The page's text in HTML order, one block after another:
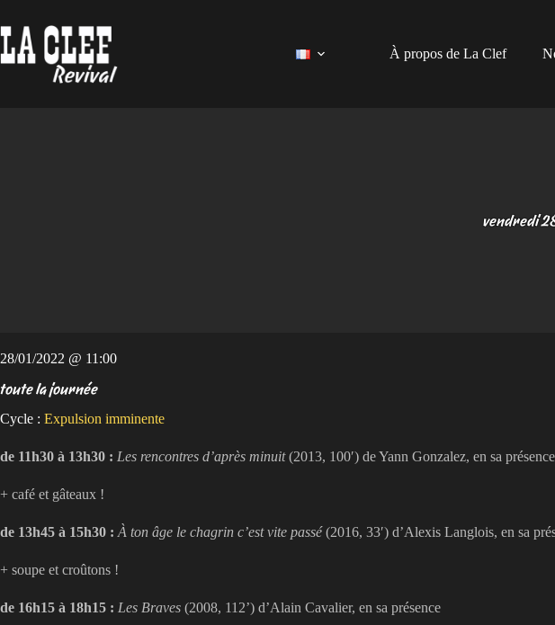
au
contenu
À propos de La Clef
vendredi
28/01/2022 @ 11:00
toute la journée
Cycle : Expulsion imminente
de 11h30 à 13h30 : Les rencontres d’après minuit(2013, 100′) de Yann Gonzalez, en sa présence
+ café et gâteaux !
de 13h45 à 15h30 : À ton âge le chagrin c’est vite passé(2016, 33′) d’Alexis Langlois, en sa
+ soupe et croûtons !
de 16h15 à 18h15 : Les Braves (2008, 112’) d’Alain Cavalier, en sa présence